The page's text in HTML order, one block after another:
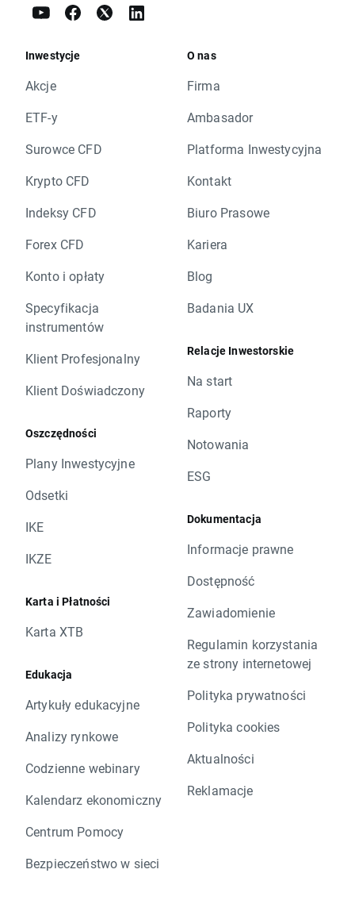
Inwestycje
Akcje
ETF-y
Surowce CFD
Krypto CFD
Indeksy CFD
Forex CFD
Konto i opłaty
Specyfikacja
instrumentów
Klient Profesjonalny
Klient Doświadczony
Oszczędności
Plany Inwestycyjne
Odsetki
IKE
IKZE
Karta i Płatności
Karta XTB
Edukacja
Artykuły edukacyjne
Analizy rynkowe
Codzienne webinary
Kalendarz ekonomiczny
Centrum Pomocy
Bezpieczeństwo w sieci
O nas
Firma
Ambasador
Platforma Inwestycyjna
Kontakt
Biuro Prasowe
Kariera
Blog
Badania UX
Relacje Inwestorskie
Na start
Raporty
Notowania
ESG
Dokumentacja
Informacje prawne
Dostępność
Zawiadomienie
Regulamin korzystania
ze strony internetowej
Polityka prywatności
Polityka cookies
Aktualności
Reklamacje